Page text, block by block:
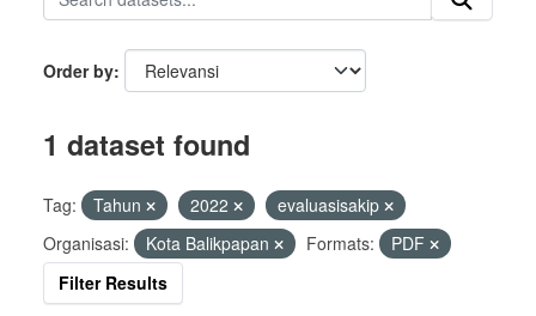
Order by
1 dataset found
Tag: Tahun 2022
evaluasisakip
Organisasi:
Kota Balikpapan Formats:
PDF
Filter Results